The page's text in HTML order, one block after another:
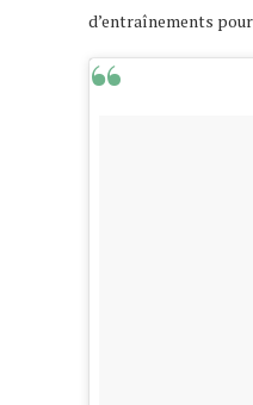
d’entraînements